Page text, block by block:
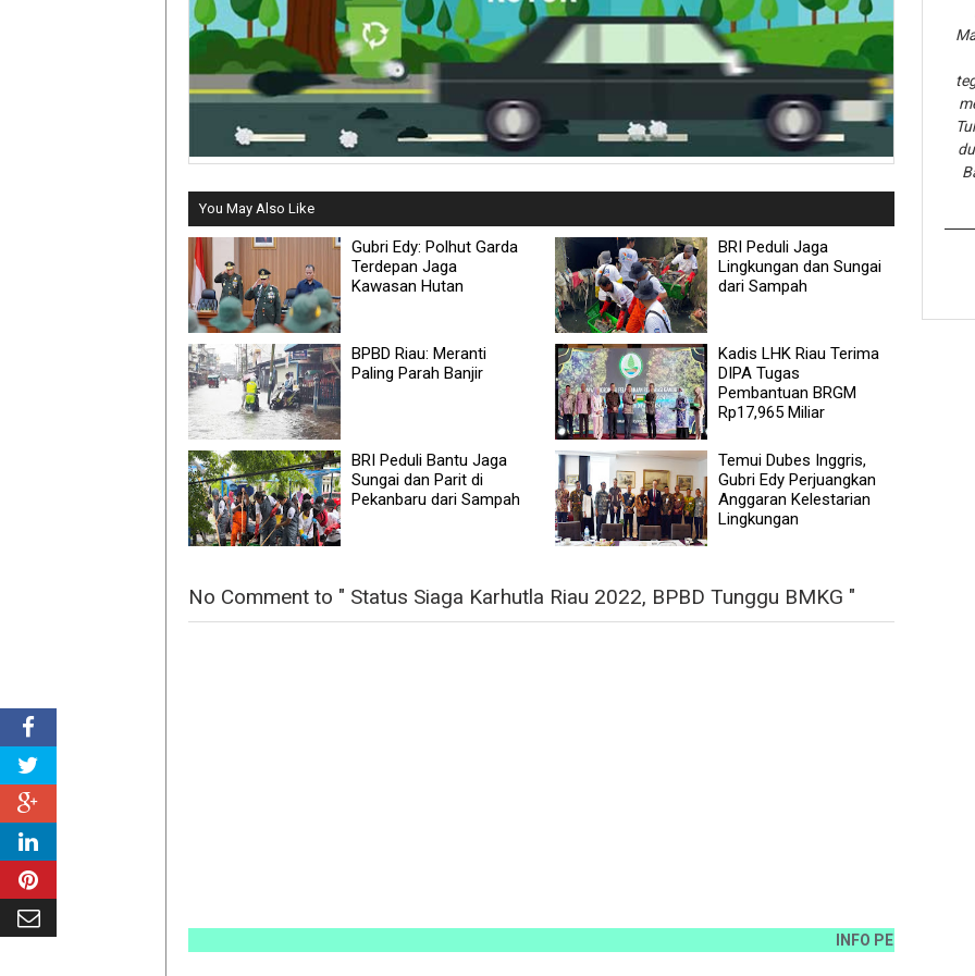
You May Also Like
Gubri Edy: Polhut Garda
Terdepan Jaga
Kawasan Hutan
BRI Peduli Jaga
Lingkungan dan Sungai
dari Sampah
BPBD Riau: Meranti
Paling Parah Banjir
Kadis LHK Riau Terima
DIPA Tugas
Pembantuan BRGM
Rp17,965 Miliar
BRI Peduli Bantu Jaga
Sungai dan Parit di
Pekanbaru dari Sampah
Temui Dubes Inggris,
Gubri Edy Perjuangkan
Anggaran Kelestarian
Lingkungan
No Comment to " Status Siaga Karhutla Riau 2022, BPBD Tunggu BMKG "
INFO PEMASANGAN